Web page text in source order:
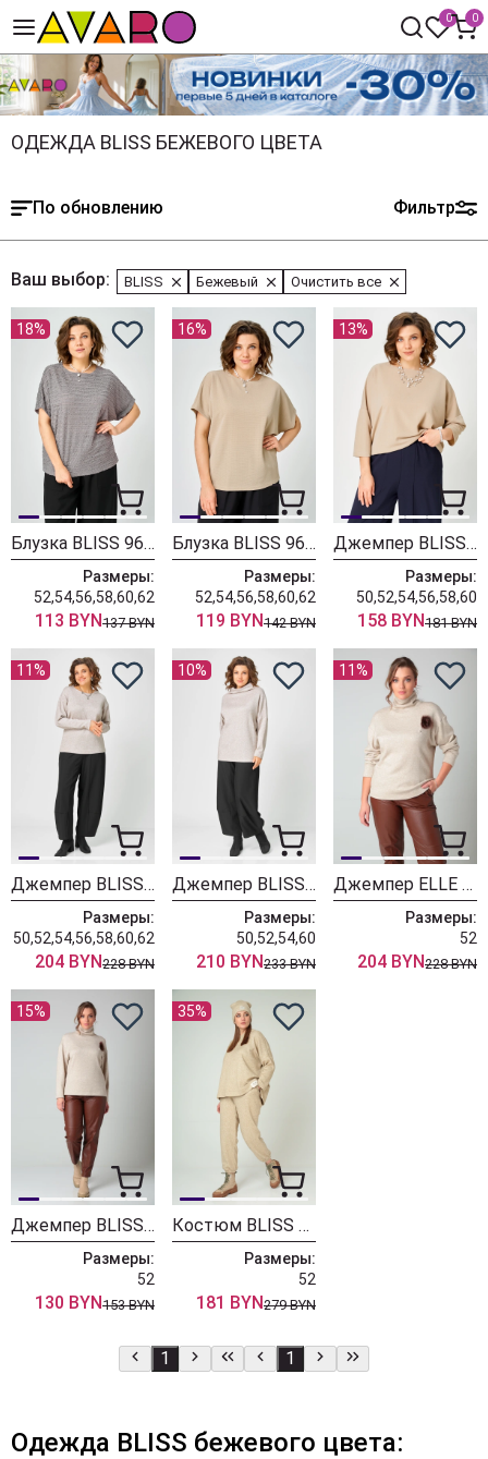
0 0
ОДЕЖДА BLISS БЕЖЕВОГО ЦВЕТА
По обновлению Фильтр
Ваш выбор: BLISS Бежевый Очистить все
18%
Блузка BLISS 9602 кофейный
Размеры:
52,54,56,58,60,62
113 BYN137 BYN
16%
Блузка BLISS 9603 бежевый
Размеры:
52,54,56,58,60,62
119 BYN142 BYN
13%
Джемпер BLISS 9408 бежевый
Размеры:
50,52,54,56,58,60
158 BYN181 BYN
11%
Джемпер BLISS 08378 бежевый
Размеры:
50,52,54,56,58,60,62
204 BYN228 BYN
10%
Джемпер BLISS 0858 бежевый
Размеры:
50,52,54,60
210 BYN233 BYN
11%
Джемпер ELLE BLISS 8056 бежевый
Размеры:
52
204 BYN228 BYN
15%
Джемпер BLISS 8047 бежевый
Размеры:
52
130 BYN153 BYN
35%
Костюм BLISS 8086 бежевый
Размеры:
52
181 BYN279 BYN
1 1
Одежда BLISS бежевого цвета: